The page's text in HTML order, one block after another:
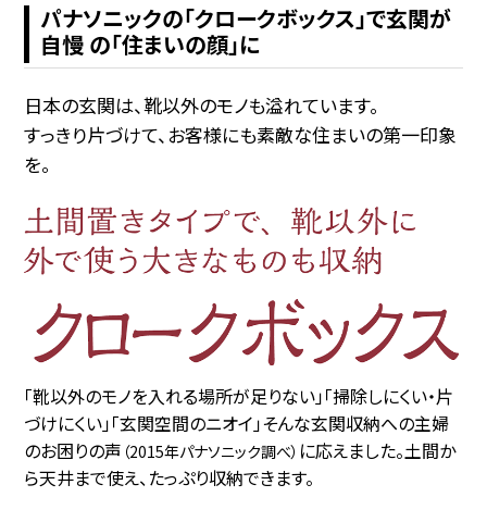
パナソニックの「クロークボックス」で玄関が
自慢 の「住まいの顔」に
日本の玄関は、靴以外のモノも溢れています。
すっきり片づけて、お客様にも素敵な住まいの第一印象
を。
「靴以外のモノを入れる場所が足りない」「掃除しにくい・片
づけにくい」「玄関空間のニオイ」そんな玄関収納への主婦
のお困りの声 （2015年パナソニック調べ） に応えました。土間か
ら天井まで使え、たっぷり収納できます。